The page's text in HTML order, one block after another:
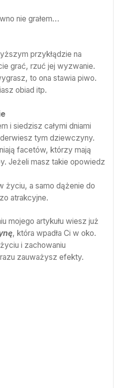
nie grałem…
przykłądzie na
grać, rzuć jej wyzwanie.
to ona stawia piwo.
obiad itp.
i siedzisz całymi dniami
tym dziewczyny.
facetów, którzy mają
Jeżeli masz takie opowiedz
życiu, a samo dążenie do
atrakcyjne.
mojego artykułu wiesz już
, która wpadła Ci w oko.
i zachowaniu
zauważysz efekty.